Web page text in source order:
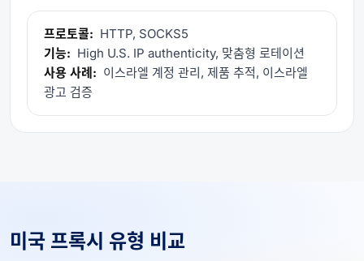
프로토콜: HTTP, SOCKS5
기능: High U.S. IP authenticity, 맞춤형 로테이션
사용 사례: 이스라엘 계정 관리, 제품 추적, 이스라엘
광고 검증
미국 프록시 유형 비교